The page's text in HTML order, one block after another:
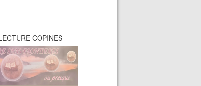
COPINES